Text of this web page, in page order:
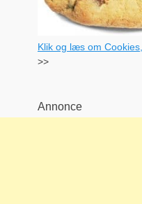
Klik og læs om
>>
Annonce